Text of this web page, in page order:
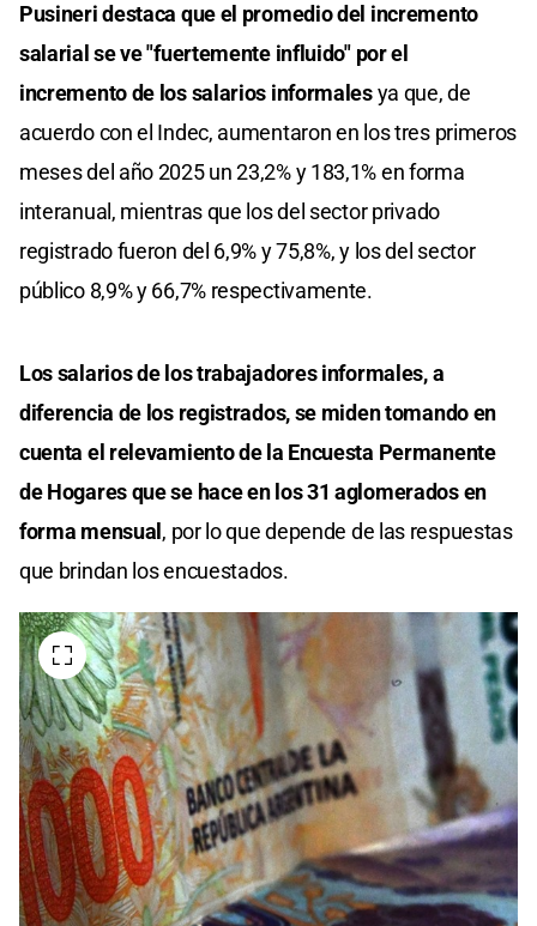
Pusineri destaca que el promedio del incremento
salarial se ve "fuertemente influido" por el
incremento de los salarios informalesya que, de
acuerdo con el Indec, aumentaron en los tres primeros
meses del año 2025 un 23,2% y 183,1% en forma
interanual, mientras que los del sector privado
registrado fueron del 6,9% y 75,8%, y los del sector
público 8,9% y 66,7% respectivamente.
Los salarios de los trabajadores informales, a
diferencia de los registrados, se miden tomando en
cuenta el relevamiento de la Encuesta Permanente
de Hogares que se hace en los 31 aglomerados en
forma mensual , por lo que depende de las respuestas
que brindan los encuestados.